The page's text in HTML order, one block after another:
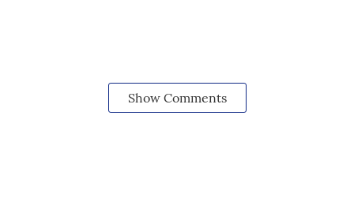
Show Comments